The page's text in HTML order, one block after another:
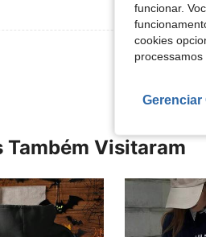
Ver Mais
Também Visitaram
funcionar.
cookies
Gerenciar